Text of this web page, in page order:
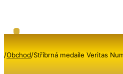
/Obchod/Stříbrná medaile Veritas